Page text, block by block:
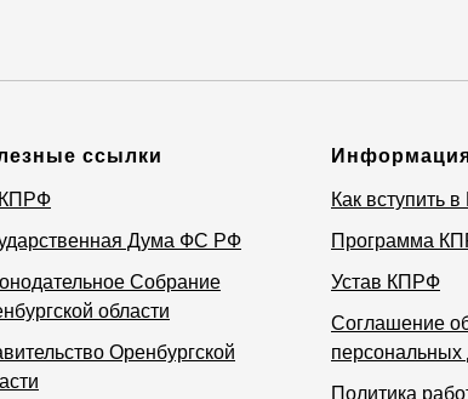
ссылки
Дума ФС РФ
Собрание
области
Оренбургской
Как вступить
Программа
Устав КПРФ
Соглашение
Политика